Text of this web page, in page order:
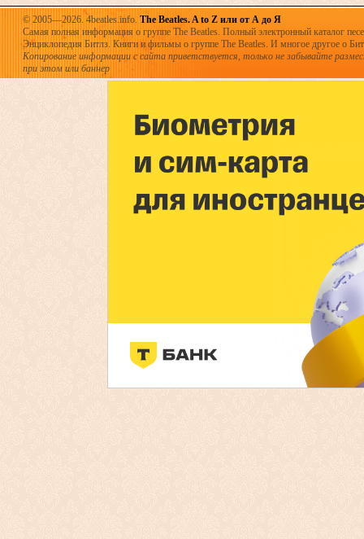
© 2005—2026. 4beatles.info. The Beatles. A to Z или от А до Я
Самая полная информация о группе The Beatles. Полный электронный каталог
Энциклопедия Битлз. Книги и фильмы о группе The Beatles. И многое другое о
Копирование информации с сайта приветствуется, только не забывайте
при этом или баннер